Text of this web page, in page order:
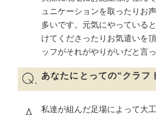
ュニケーションを取ったりお
多いです。元気にやっている
けてくださったりお気遣いを
ッフがそれがやりがいだと言っ
あなたにとっての“クラフ
私達が組んだ足場によって大